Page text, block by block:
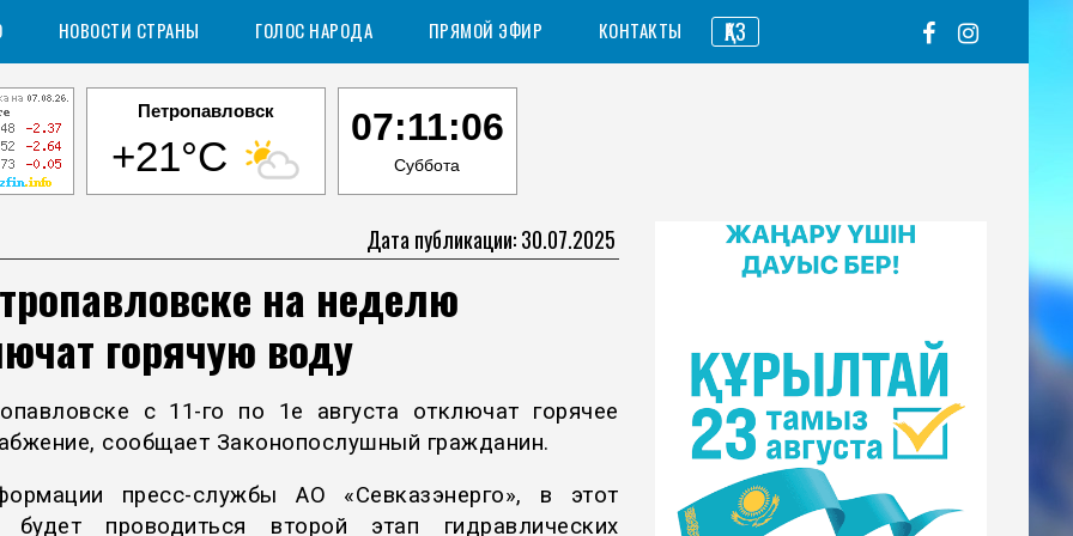
НОВОСТИ СТРАНЫ ГОЛОС НАРОДА ПРЯМОЙ ЭФИР КОНТАКТЫ ҚАЗ
Петропавловск
+21°C
07:11:07
Суббота
Дата публикации: 30.07.2025
на неделю
горячую воду
с 11-го по 1е августа отключат горячее
сообщает Законопослушный гражданин.
пресс-службы АО «Севказэнерго», в этот
будет проводиться второй этап гидравлических